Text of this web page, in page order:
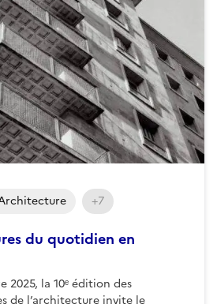
du quotidien en
2025, la 10ᵉ édition des
de l’architecture invite le
+7